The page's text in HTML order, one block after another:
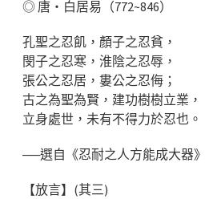
◎ 唐‧白居易（772~846）
孔聖之忍飢，顏子之忍貧，
閔子之忍寒，淮陰之忍辱，
張公之忍居，婁公之忍侮；
古之為聖為賢，建功樹樹立業，
立身處世，未有不得力於忍也。
──選自《忍耐之人方能成大器》
【放言】(其三)